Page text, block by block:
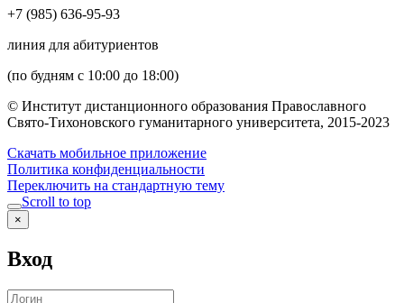
+7 (985) 636-95-93
линия для абитуриентов
(по будням с 10:00 до 18:00)
© Институт дистанционного образования Православного
Свято-Тихоновского гуманитарного университета, 2015-2023
Скачать мобильное приложение
Политика конфиденциальности
Переключить на стандартную тему
Scroll to top
×
Вход